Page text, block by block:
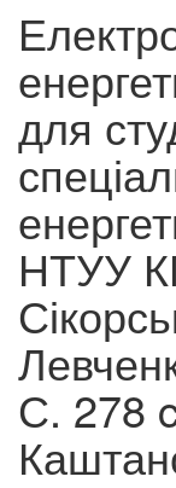
для
НТУУ
С. 278